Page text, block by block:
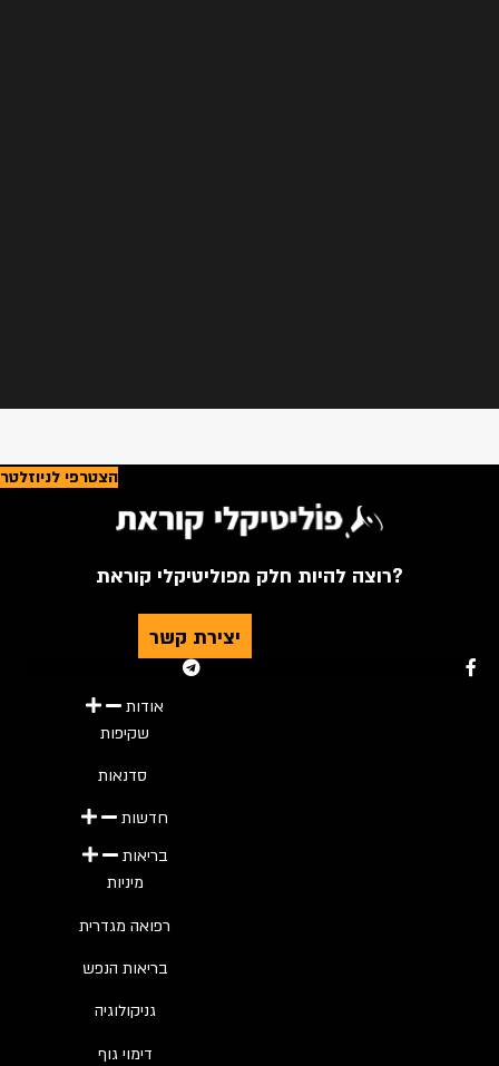
הצטרפי לניוזלטר
רוצה להיות חלק מפוליטיקלי קוראת?
יצירת קשר
אודות
שקיפות
סדנאות
חדשות
בריאות
מיניות
רפואה מגדרית
בריאות הנפש
גניקולוגיה
דימוי גוף